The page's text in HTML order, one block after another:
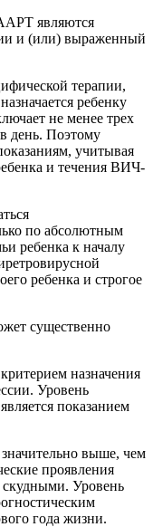
являются
и (или) выраженный
терапии,
ребенку
не менее трех
день. Поэтому
учитывая
и течения ВИЧ-
по абсолютным
ребенка к началу
ребенка и строгое
существенно
назначения
Уровень
показанием
выше, чем
проявления
Уровень
года жизни.